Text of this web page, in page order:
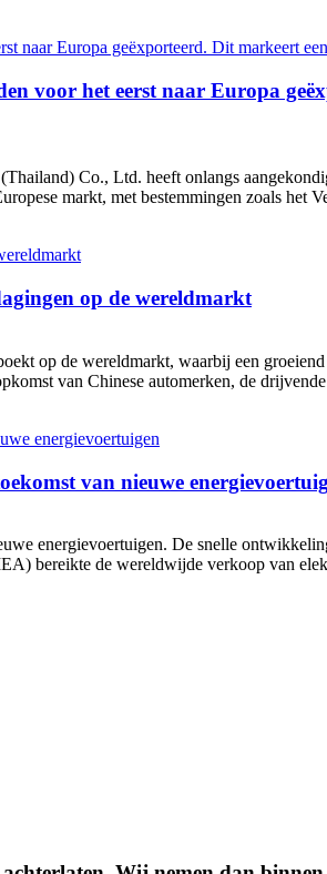
voor het eerst naar Europa
Co., Ltd. heeft onlangs
markt, met bestemmingen zoals het
op de wereldmarkt
op de wereldmarkt, waarbij een
van Chinese automerken, de
van nieuwe
energievoertuigen. De snelle
bereikte de wereldwijde verkoop van